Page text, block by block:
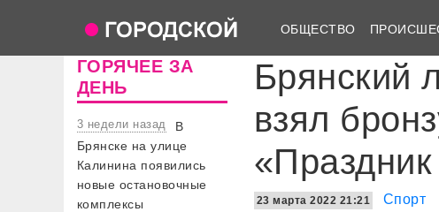
ОБЩЕСТВО
ГОРЯЧЕЕ ЗА
ДЕНЬ
3 недели назад
В
Брянске на улице
Калинина появились
новые остановочные
комплексы
Брянский
взял
23 марта 2022 21:21 Спорт